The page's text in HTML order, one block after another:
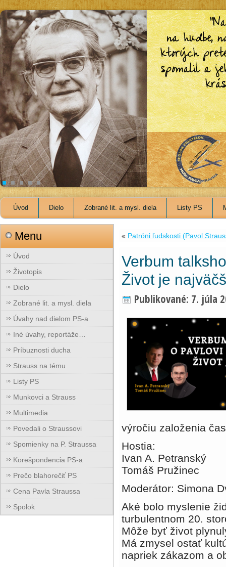
Úvod Dielo Zobrané lit. a mysl. diela Listy PS
Menu
Úvod
Životopis
Dielo
Zobrané lit. a mysl. diela
Úvahy nad dielom PS-a
Iné úvahy, reportáže…
Príbuznosti ducha
Strauss na tému
Listy PS
Munkovci a Strauss
Multimedia
Povedali o Straussovi
Spomienky na P. Straussa
Korešpondencia PS-a
Prečo blahorečiť PS
Cena Pavla Straussa
Spolok
« Patróni ľudskosti (Pavol
Verbum
Život je
Publikované: 7. júla
výročiu založenia
Hostia:
Ivan A. Petranský
Tomáš Pružinec
Moderátor: Simona
Aké bolo myslenie
turbulentnom 20.
Môže byť život
Má zmysel ostať
napriek zákazom a